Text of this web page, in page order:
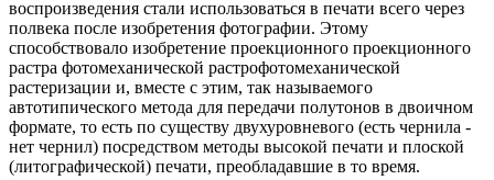
воспроизведения стали использоваться в печати всего через
полвека после изобретения фотографии. Этому
способствовало изобретение проекционного проекционного
растра фотомеханической растрофотомеханической
растеризации и, вместе с этим, так называемого
автотипического метода для передачи полутонов в двоичном
формате, то есть по существу двухуровневого (есть чернила -
нет чернил) посредством методы высокой печати и плоской
(литографической) печати, преобладавшие в то время.